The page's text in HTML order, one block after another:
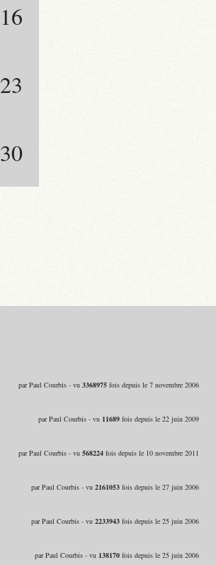
16
23
30
par Paul Courbis - vu 3368975fois depuis le 7 novembre 2006
par Paul Courbis - vu 11689fois depuis le 22 juin 2009
par Paul Courbis - vu 568224fois depuis le 10 novembre 2011
par Paul Courbis - vu 2161053fois depuis le 27 juin 2006
par Paul Courbis - vu 2233943fois depuis le 25 juin 2006
par Paul Courbis - vu 138170fois depuis le 25 juin 2006